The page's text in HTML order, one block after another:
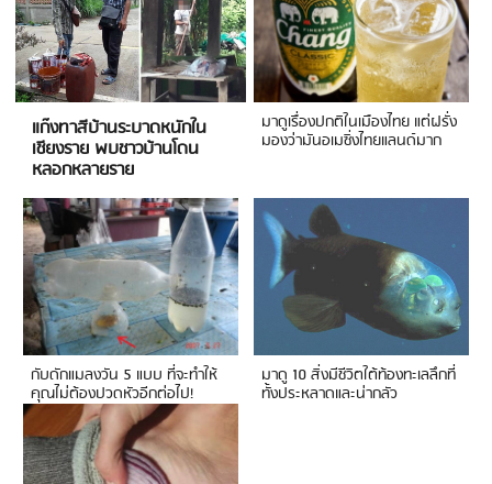
แก๊งทาสีบ้านระบาดหนักใน
เชียงราย พบชาวบ้านโดน
หลอกหลายราย
มาดูเรื่องปกติในเมืองไทย แต่ฝรั่ง
มองว่ามันอเมซิ่งไทยแลนด์มาก
กับดักแมลงวัน 5 แบบ ที่จะทำให้
คุณไม่ต้องปวดหัวอีกต่อไป!
มาดู 10 สิ่งมีชีวิตใต้ท้องทะเลลึกที่
ทั้งประหลาดและน่ากลัว